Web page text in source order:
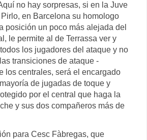
no hay sorpresas, si en la Juve
en Barcelona su homologo
posición un poco más alejada del
le permite al de Terrassa ver y
los jugadores del ataque y no
transiciones de ataque -
los centrales, será el encargado
de jugadas de toque y
por el central que haga la
y sus dos compañeros más de
para Cesc Fàbregas, que